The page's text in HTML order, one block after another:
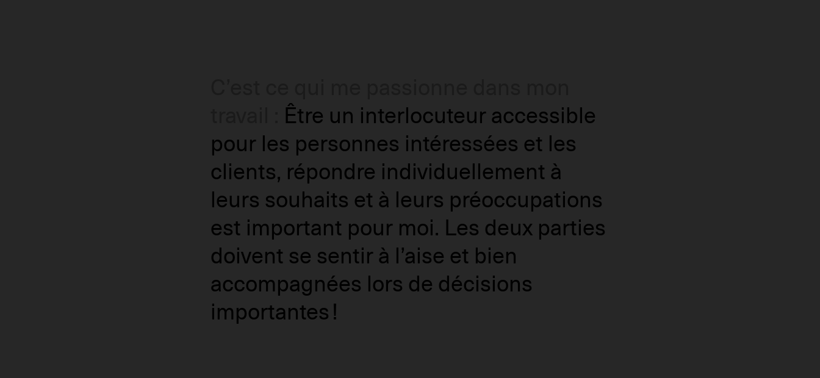
Être un interlocuteur accessible
pour les personnes intéressées et les
clients, répondre individuellement à
leurs souhaits et à leurs préoccupations
est important pour moi. Les deux parties
doivent se sentir à l’aise et bien
accompagnées lors de décisions
importantes !